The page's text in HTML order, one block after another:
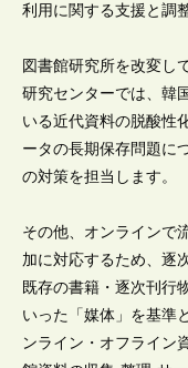
利用に関する支援と調
図書館研究所を改変し
研究センターでは、韓
いる近代資料の脱酸性
ータの長期保存問題に
の対策を担当します。
その他、オンラインで
加に対応するため、逐
既存の書籍・逐次刊行
いった「媒体」を基準
ンライン・オフライン